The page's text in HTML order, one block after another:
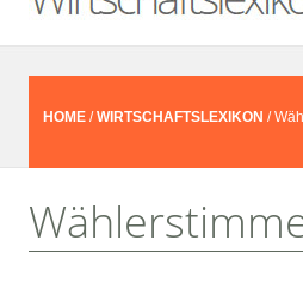
HOME /WIRTSCHAFTSLEXIKON /